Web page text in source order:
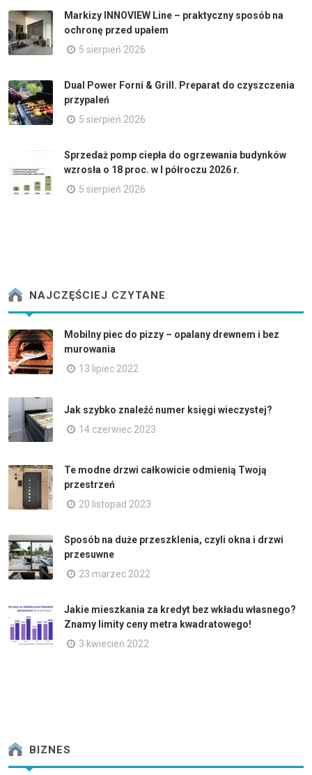
Markizy INNOVIEW Line – praktyczny sposób na
ochronę przed upałem
5 sierpień 2026
Dual Power Forni & Grill. Preparat do czyszczenia
przypaleń
5 sierpień 2026
Sprzedaż pomp ciepła do ogrzewania budynków
wzrosła o 18 proc. w I półroczu 2026 r.
5 sierpień 2026
NAJCZĘŚCIEJ CZYTANE
Mobilny piec do pizzy – opalany drewnem i bez
murowania
13 lipiec 2022
Jak szybko znaleźć numer księgi wieczystej?
14 czerwiec 2023
Te modne drzwi całkowicie odmienią Twoją
przestrzeń
20 listopad 2023
Sposób na duże przeszklenia, czyli okna i drzwi
przesuwne
23 marzec 2022
Jakie mieszkania za kredyt bez wkładu własnego?
Znamy limity ceny metra kwadratowego!
3 kwiecień 2022
BIZNES